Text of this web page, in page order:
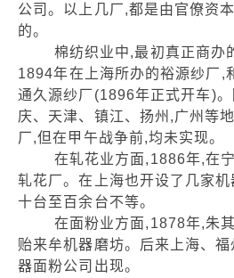
公司。以上几厂,都是由官僚资
的。
棉纺织业中,最初真正商办
1894年在上海所办的裕源纱厂,
通久源纱厂(1896年正式开车)
庆、天津、镇江、扬州,广州等
厂,但在甲午战争前,均未实现。
在轧花业方面,1886年,在宁
轧花厂。在上海也开设了几家
十台至百余台不等。
在面粉业方面,1878年,朱其
贻来牟机器磨坊。后来上海、
器面粉公司出现。